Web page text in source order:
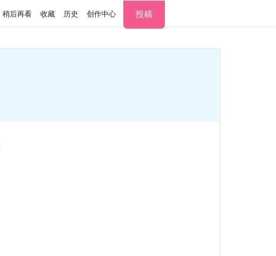
稍后再看 收藏 历史 创作中心 投稿